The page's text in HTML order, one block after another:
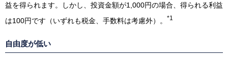
益を得られます。しかし、投資金額が1,000円の場合、得られる利益
は100円です（いずれも税金、手数料は考慮外）。
*1
自由度が低い